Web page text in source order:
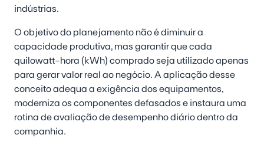
indústrias.
O objetivo do planejamento não é diminuir a
capacidade produtiva, mas garantir que cada
quilowatt-hora (kWh) comprado seja utilizado apenas
para gerar valor real ao negócio. A aplicação desse
conceito adequa a exigência dos equipamentos,
moderniza os componentes defasados e instaura uma
rotina de avaliação de desempenho diário dentro da
companhia.